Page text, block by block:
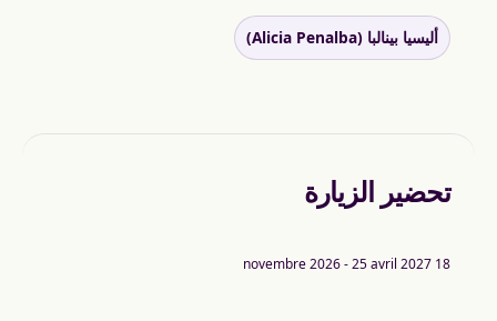
أليسيا بينالبا (Alicia Penalba)
تحضير الزيارة
18 novembre 2026 - 25 avril 2027